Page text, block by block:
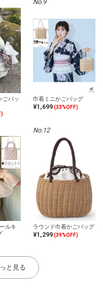
ごバッ
No.9
巾着ミニかごバッグ
¥1,699 (33%OFF)
ルキ
No.12
ラウンド巾着かごバッグ
¥1,299 (39%OFF)
と見る